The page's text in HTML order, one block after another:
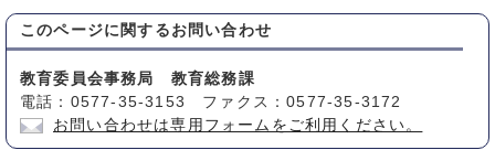
このページに関する お問い合わせ
教育委員会事務局 教育総務課
電話：0577-35-3153 ファクス：0577-35-3172
お問い合わせは専用フォームをご利用ください。